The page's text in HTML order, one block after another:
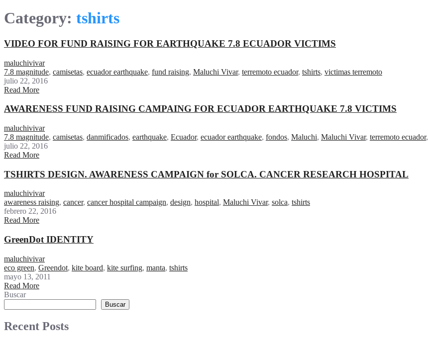
Category: tshirts
VIDEO FOR FUND RAISING FOR EARTHQUAKE 7.8 ECUADOR VICTIMS
maluchivivar
7.8 magnitude, camisetas, ecuador earthquake, fund raising, Maluchi Vivar, terremoto ecuador, tshirts, victimas terremoto
julio 22, 2016
Read More
AWARENESS FUND RAISING CAMPAING FOR ECUADOR EARTHQUAKE 7.8 VICTIMS
maluchivivar
7.8 magnitude, camisetas, danmificados, earthquake, Ecuador, ecuador earthquake, fondos, Maluchi, Maluchi Vivar, terremoto ecuador,
julio 22, 2016
Read More
TSHIRTS DESIGN. AWARENESS CAMPAIGN for SOLCA. CANCER RESEARCH HOSPITAL
maluchivivar
awareness raising, cancer, cancer hospital campaign, design, hospital, Maluchi Vivar, solca, tshirts
febrero 22, 2016
Read More
GreenDot IDENTITY
maluchivivar
eco green, Greendot, kite board, kite surfing, manta, tshirts
mayo 13, 2011
Read More
Buscar
Buscar
Recent Posts